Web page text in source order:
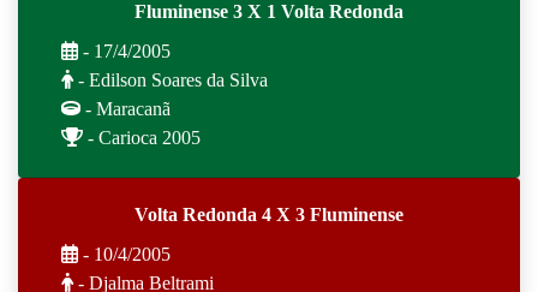
Fluminense 3 X 1 Volta Redonda
- 17/4/2005
- Edilson Soares da Silva
- Maracanã
- Carioca 2005
Volta Redonda 4 X 3 Fluminense
- 10/4/2005
- Djalma Beltrami